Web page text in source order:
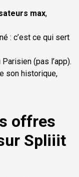
max,
: c’est ce qui sert
Parisien (pas l’app).
son historique,
offres
Spliiit